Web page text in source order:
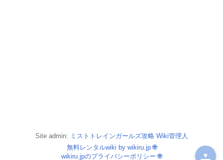
Site admin: ミストトレインガールズ攻略 Wiki管理人
無料レンタルwiki by wikiru.jp🌐
wikiru.jpのプライバシーポリシー 🌐 ▼